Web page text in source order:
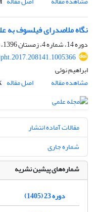
نگاه ملاصدرای فیلسوف به
دوره 14، شماره 4، زمستان 1396، صفحه
ابراهیم نوئی
مشاهده مقاله
اصل مقاله
مقالات آماده انتشار
شماره جاری
شماره‌های پیشین نشریه
دوره 23 (1405)